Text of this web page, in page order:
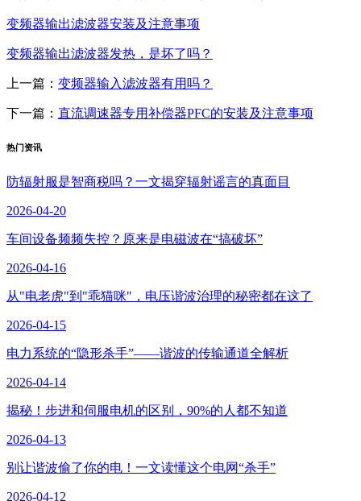
变频器输出滤波器安装及注意事项
变频器输出滤波器发热，是坏了吗？
上一篇： 变频器输入滤波器有用吗？
下一篇： 直流调速器专用补偿器PFC的安装及注意事项
热门资讯
防辐射服是智商税吗？一文揭穿辐射谣言的真面目
2026-04-20
车间设备频频失控？原来是电磁波在“搞破坏”
2026-04-16
从"电老虎"到"乖猫咪"，电压谐波治理的秘密都在这了
2026-04-15
电力系统的“隐形杀手”——谐波的传输通道全解析
2026-04-14
揭秘！步进和伺服电机的区别，90%的人都不知道
2026-04-13
别让谐波偷了你的电！一文读懂这个电网“杀手”
2026-04-12